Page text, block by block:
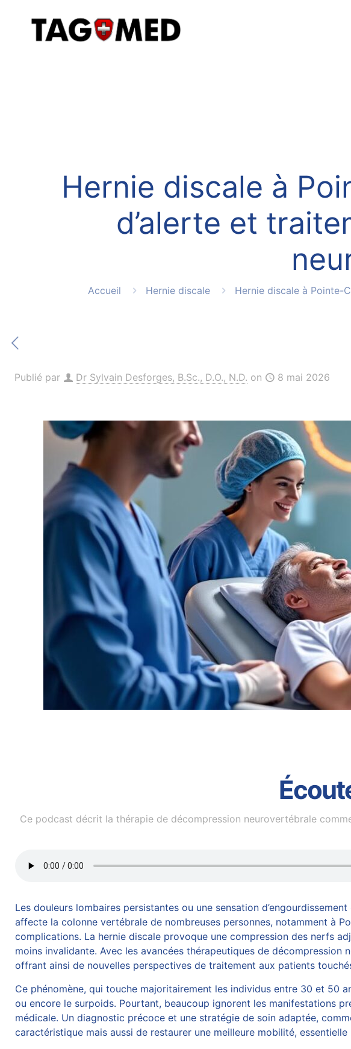
Hernie discale à
d’alerte et
Accueil Hernie discale Hernie discale à Pointe-
Publié par Dr Sylvain Desforges, B.Sc., D.O., N.D. on 8 mai 2026
Ce podcast décrit la thérapie de décompression neurovertébrale
Les douleurs lombaires persistantes ou une sensation
affecte la colonne vertébrale de nombreuses personnes, notamment à
complications. La hernie discale provoque une compression des nerfs
moins invalidante. Avec les avancées thérapeutiques dedécompression
offrant ainsi de nouvelles perspectives de traitement aux patients
Ce phénomène, qui touche majoritairement les individus entre 30 et 50
ou encore le surpoids. Pourtant, beaucoup ignorent les manifestations
médicale. Un diagnostic précoce et une stratégie de soin adaptée,
caractéristique mais aussi de restaurer une meilleure mobilité,